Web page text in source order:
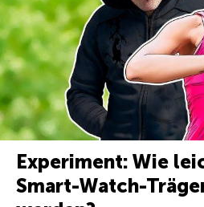
Experiment: Wie
Smart-Watch-